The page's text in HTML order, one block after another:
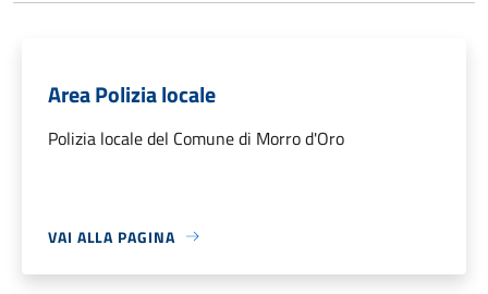
Area Polizia locale
Polizia locale del Comune di Morro d'Oro
VAI ALLA PAGINA